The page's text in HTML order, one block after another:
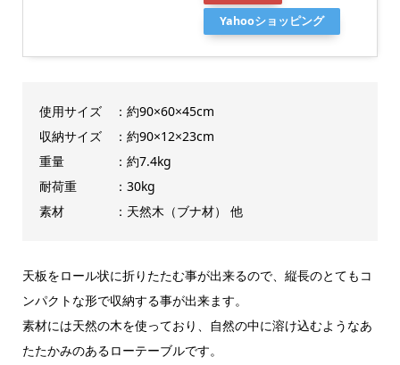
Yahooショッピング
使用サイズ ：約90×60×45cm
収納サイズ ：約90×12×23cm
重量 ：約7.4kg
耐荷重 ：30kg
素材 ：天然木（ブナ材） 他
天板をロール状に折りたたむ事が出来るので、縦長のとてもコ
ンパクトな形で収納する事が出来ます。
素材には天然の木を使っており、自然の中に溶け込むようなあ
たたかみのあるローテーブルです。